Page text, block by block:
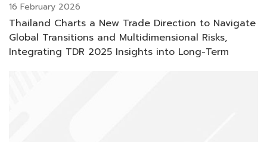
16 February 2026
Thailand Charts a New Trade Direction to Navigate
Global Transitions and Multidimensional Risks,
Integrating TDR 2025 Insights into Long-Term